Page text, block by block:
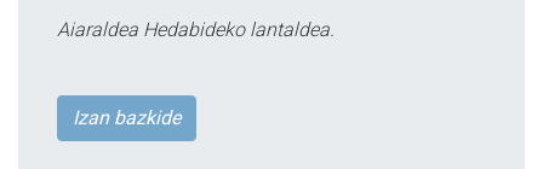
Aiaraldea Hedabideko lantaldea.
Izan bazkide